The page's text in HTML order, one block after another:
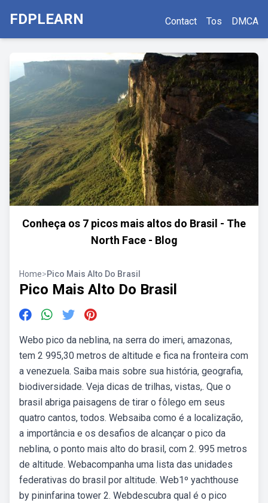
FDPLEARN Contact Tos DMCA
Conheça os 7 picos mais altos do Brasil - The
North Face - Blog
Home>Pico Mais Alto Do Brasil
Pico Mais Alto Do Brasil
Webo pico da neblina, na serra do imeri, amazonas,
tem 2 995,30 metros de altitude e fica na fronteira com
a venezuela. Saiba mais sobre sua história, geografia,
biodiversidade. Veja dicas de trilhas, vistas,. Que o
brasil abriga paisagens de tirar o fôlego em seus
quatro cantos, todos. Websaiba como é a localização,
a importância e os desafios de alcançar o pico da
neblina, o ponto mais alto do brasil, com 2. 995 metros
de altitude. Webacompanha uma lista das unidades
federativas do brasil por altitude. Web1º yachthouse
by pininfarina tower 2. Webdescubra qual é o pico